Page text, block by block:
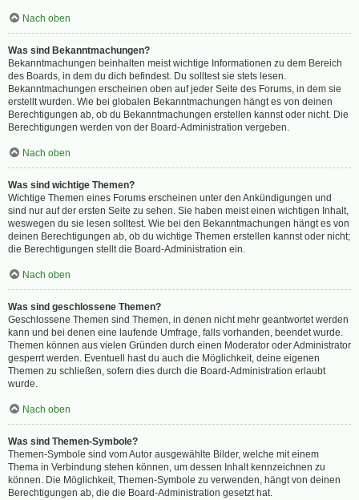
Nach oben
Was sind Bekanntmachungen?
Bekanntmachungen beinhalten meist wichtige Informationen zu dem Bereich
des Boards, in dem du dich befindest. Du solltest sie stets lesen.
Bekanntmachungen erscheinen oben auf jeder Seite des Forums, in dem sie
erstellt wurden. Wie bei globalen Bekanntmachungen hängt es von deinen
Berechtigungen ab, ob du Bekanntmachungen erstellen kannst oder nicht. Die
Berechtigungen werden von der Board-Administration vergeben.
Nach oben
Was sind wichtige Themen?
Wichtige Themen eines Forums erscheinen unter den Ankündigungen und
sind nur auf der ersten Seite zu sehen. Sie haben meist einen wichtigen Inhalt,
weswegen du sie lesen solltest. Wie bei den Bekanntmachungen hängt es von
deinen Berechtigungen ab, ob du wichtige Themen erstellen kannst oder nicht;
die Berechtigungen stellt die Board-Administration ein.
Nach oben
Was sind geschlossene Themen?
Geschlossene Themen sind Themen, in denen nicht mehr geantwortet werden
kann und bei denen eine laufende Umfrage, falls vorhanden, beendet wurde.
Themen können aus vielen Gründen durch einen Moderator oder Administrator
gesperrt werden. Eventuell hast du auch die Möglichkeit, deine eigenen
Themen zu schließen, sofern dies durch die Board-Administration erlaubt
wurde.
Nach oben
Was sind Themen-Symbole?
Themen-Symbole sind vom Autor ausgewählte Bilder, welche mit einem
Thema in Verbindung stehen können, um dessen Inhalt kennzeichnen zu
können. Die Möglichkeit, Themen-Symbole zu verwenden, hängt von deinen
Berechtigungen ab, die die Board-Administration gesetzt hat.